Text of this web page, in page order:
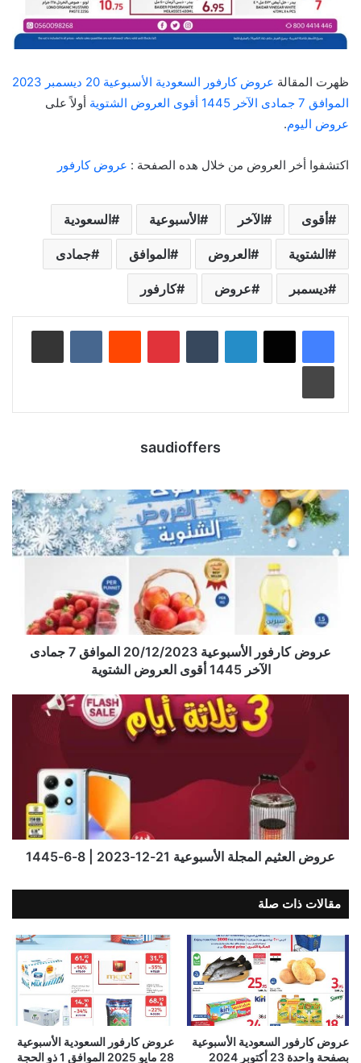
ظهرت المقالة
عروض كارفور السعودية الأسبوعية 20 ديسمبر 2023
الموافق 7 جمادى الآخر 1445 أقوى العروض الشتوية
أولاً على
عروض اليوم.
اكتشفوا أخر العروض من خلال هده الصفحة : عروض كارفور
أقوى الآخر الأسبوعية السعودية
الشتوية العروض الموافق جمادى
ديسمبر عروض كارفور
لينكدإن بينتيريست
saudioffers
عروض كارفور الأسبوعية 20/12/2023 الموافق 7 جمادى
الآخر 1445 أقوى العروض الشتوية
عروض العثيم المجلة الأسبوعية 21-12-2023 | 8-6-1445
مقالات ذات صلة
عروض كارفور السعودية الأسبوعية
بصفحة واحدة 23 أكتوبر 2024
عروض كارفور السعودية الأسبوعية
28 مايو 2025 الموافق 1 ذو الحجة